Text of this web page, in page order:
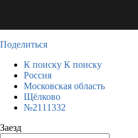
Поделиться
К поиску К поиску
Россия
Московская область
Щёлково
№2111332
Заезд